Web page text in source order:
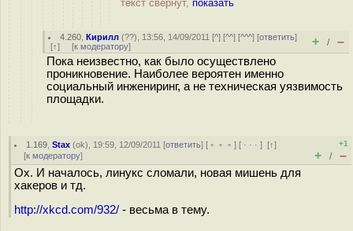
текст свёрнут, показать
4.260 ,Кирилл (??), 13:56, 14/09/2011 [^] [^^] [^^^] [ответить]
[↑] [к модератору] + / –
Пока неизвестно, как было осуществлено
проникновение. Наиболее вероятен именно
социальный инжениринг, а не техническая уязвимость
площадки.
1.169 ,Stax (ok), 19:59, 12/09/2011 [ответить] [ ﹢﹢﹢] [ · · ·][↑]
[к модератору]
+1
+ / –
Ох. И началось, линукс сломали, новая мишень для
хакеров и тд.
http://xkcd.com/932/ - весьма в тему.